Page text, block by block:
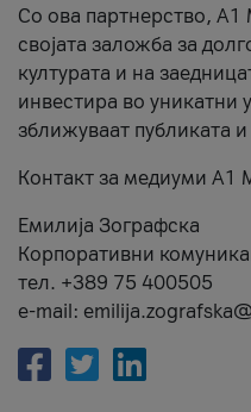
Со ова партнерство, A1
својата заложба за
културата и на
инвестира во уникатни
зближуваат публиката
Контакт за медиуми А1
Емилија Зографска
Корпоративни
тел. +389 75 400505
e-mail: